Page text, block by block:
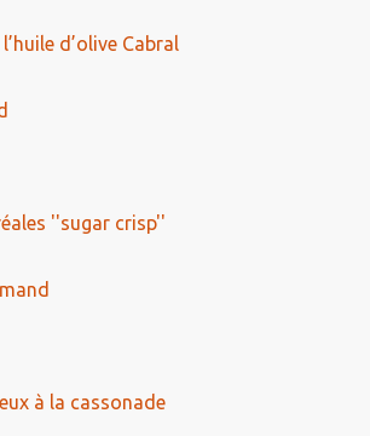
d’olive Cabral
''sugar crisp''
à la cassonade